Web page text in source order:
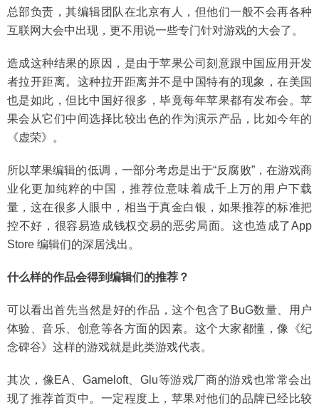
总部负责，其编辑团队在北京有人，但他们一般不会再各种
互联网大会中出现，更不用说一些专门针对游戏的大会了。
造成这种结果的原因，是由于苹果公司刻意跟中国应用开发
者拉开距离。这种拉开距离并不是中国特有的现象，在美国
也是如此，但比中国好很多，毕竟每年苹果都有发布会。苹
果会从它们中间选择比较出色的作为演示产品，比如今年的
《虚荣》。
所以苹果编辑的低调，一部分考虑是出于“反腐败”，在游戏商
业化更加纯粹的中国，推荐位意味着成千上万的用户下载
量，这在很多人眼中，相当于真金白银，如果推荐的标准把
控不好，很容易造成钱权交易的恶劣局面。这也造成了App
Store 编辑们的深居浅出。
什么样的作品会得到编辑们的推荐？
可以看出首先当然是好的作品，这个包含了BuG数量、用户
体验、音乐、创意等各方面的因素。这个大家都懂，像《纪
念碑谷》这样的游戏就是此类游戏代表。
其次，像EA、Gameloft、Glu等游戏厂商的游戏也常常会出
现了推荐首页中。一定程度上，苹果对他们的品牌已经比较